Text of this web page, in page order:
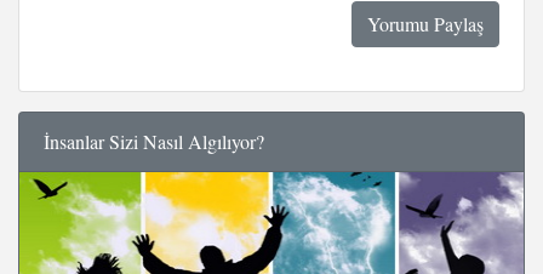
İnsanlar Sizi Nasıl Algılıyor?